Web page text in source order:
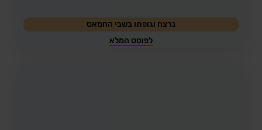
נרצח וגופתו בשבי החמאס
לפוסט המלא